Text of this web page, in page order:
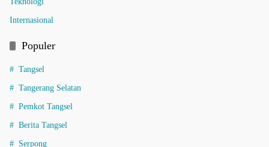
Internasional
Populer
Tangsel
Tangerang Selatan
Pemkot Tangsel
Berita Tangsel
Serpong